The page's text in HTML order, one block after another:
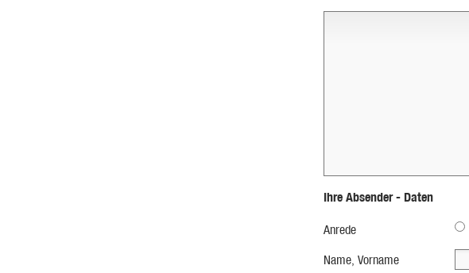
Ihre Absender - Daten
Anrede
Name, Vorname